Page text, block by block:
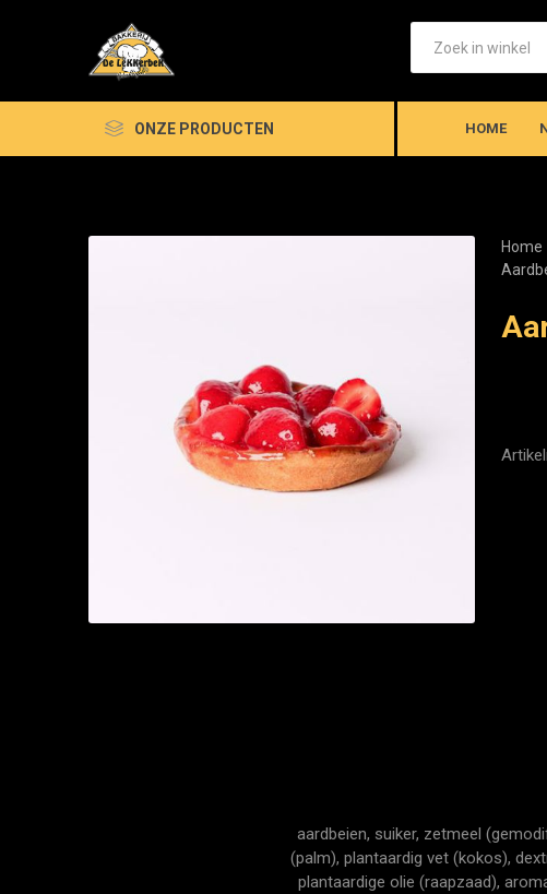
ONZE PRODUCTEN HOME
Home
aardbeien, suiker, zetmeel
(palm), plantaardig vet (kokos),
plantaardige olie (raapzaad),